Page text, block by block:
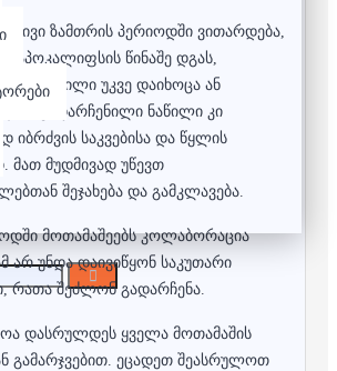
ცივი ზამთრის პერიოდში ვითარდება,
წინაშე დგას,
ნაწილი უკვე დაიხოცა ან
გადარჩენილი ნაწილი კი
საკვებისა და წყლის
მათ მუდმივად უწევთ
შეჯახება და გამკლავება.
მოთამაშეებს კოლაბორაცია
არ უნდა დაივიწყონ საკუთარი
რათა შეძლონ გადარჩენა.
დასრულდეს ყველა მოთამაშის
გამარჯვებით. ეცადეთ შეასრულოთ